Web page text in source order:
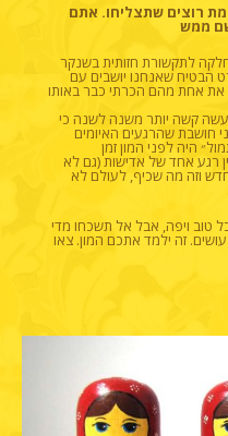
רוצים שתצליחו. אתם
ממש
לתקשורת חזותית בשנקר
הבטיח שאנחנו יושבים עם
את אחת מהם הכרתי כבר באותו
קשה יותר משנה לשנה כי
חושבת שהרגעים האיומים
היה לפני המון זמן
רגע אחד של אדישות (גם לא
וזה מה שכיף, לעולם לא
טוב ויפה, אבל אל תשכחו מדי
זה ילמד אתכם המון. צאו